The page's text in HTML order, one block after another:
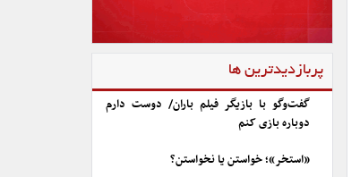
پربازدیدترین ها
گفت‌وگو با بازیگر فیلم باران/ دوست دارم
دوباره بازی کنم
«استخر»؛ خواستن یا نخواستن؟